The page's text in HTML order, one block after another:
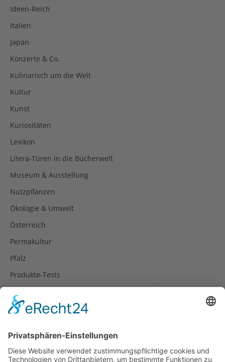
Ideen-Reich
Italien
Japan
Konzerte & Co.
Kulinarisch um die Welt
Kultur
Kunst
Kuriositäten
Lexikon
Litera-Türen in die Bücherwelt
Museum & Ausstellung
Nutzpflanzen
Ökologie & Umwelt
Österreich
Permakultur
Pfalz
Produkte-Tests
Rezepte
Spanien
Südtirol